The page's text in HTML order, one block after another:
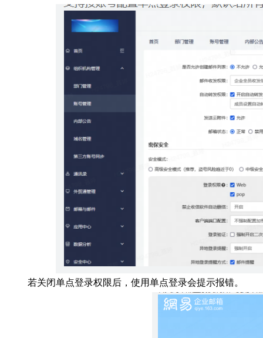
若关闭单点登录权限后，使用单点登录会提示报错。